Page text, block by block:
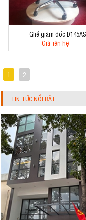
Ghế giám đốc D145AS
Giá liên hệ
1 2
TIN TỨC NỔI BẬT